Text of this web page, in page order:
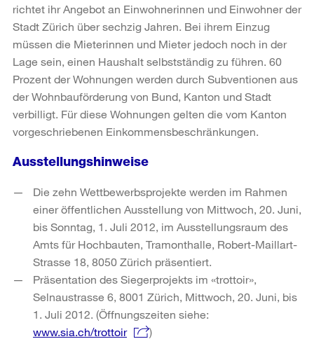
richtet ihr Angebot an Einwohnerinnen und Einwohner der
Stadt Zürich über sechzig Jahren. Bei ihrem Einzug
müssen die Mieterinnen und Mieter jedoch noch in der
Lage sein, einen Haushalt selbstständig zu führen. 60
Prozent der Wohnungen werden durch Subventionen aus
der Wohnbauförderung von Bund, Kanton und Stadt
verbilligt. Für diese Wohnungen gelten die vom Kanton
vorgeschriebenen Einkommensbeschränkungen.
Ausstellungshinweise
Die zehn Wettbewerbsprojekte werden im Rahmen
einer öffentlichen Ausstellung von Mittwoch, 20. Juni,
bis Sonntag, 1. Juli 2012, im Ausstellungsraum des
Amts für Hochbauten, Tramonthalle, Robert-Maillart-
Strasse 18, 8050 Zürich präsentiert.
Präsentation des Siegerprojekts im «trottoir»,
Selnaustrasse 6, 8001 Zürich, Mittwoch, 20. Juni, bis
1. Juli 2012. (Öffnungszeiten siehe:
www.sia.ch/trottoir
)